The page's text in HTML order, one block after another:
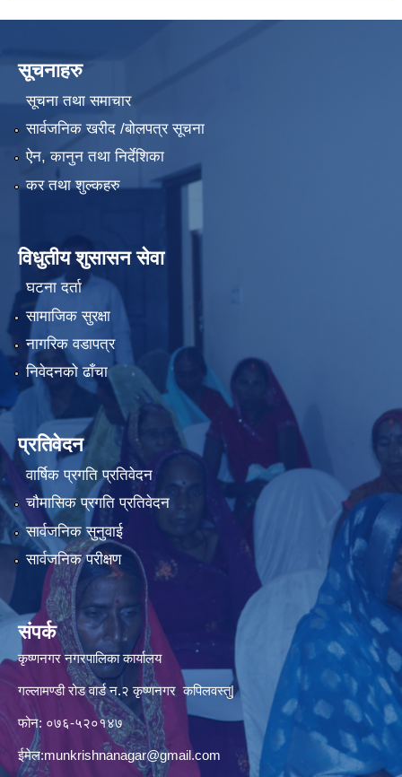
सूचनाहरु
सूचना तथा समाचार
सार्वजनिक खरीद /बोलपत्र सूचना
ऐन, कानुन तथा निर्देशिका
कर तथा शुल्कहरु
विधुतीय शुसासन सेवा
घटना दर्ता
सामाजिक सुरक्षा
नागरिक वडापत्र
निवेदनको ढाँचा
प्रतिवेदन
वार्षिक प्रगति प्रतिवेदन
चौमासिक प्रगति प्रतिवेदन
सार्वजनिक सुनुवाई
सार्वजनिक परीक्षण
संपर्क
कृष्णनगर नगरपालिका कार्यालय
गल्लामण्डी रोड वार्ड न.२ कृष्णनगर कपिलवस्तु|
फोन: ०७६-५२०१४७
ईमेल:munkrishnanagar@gmail.com